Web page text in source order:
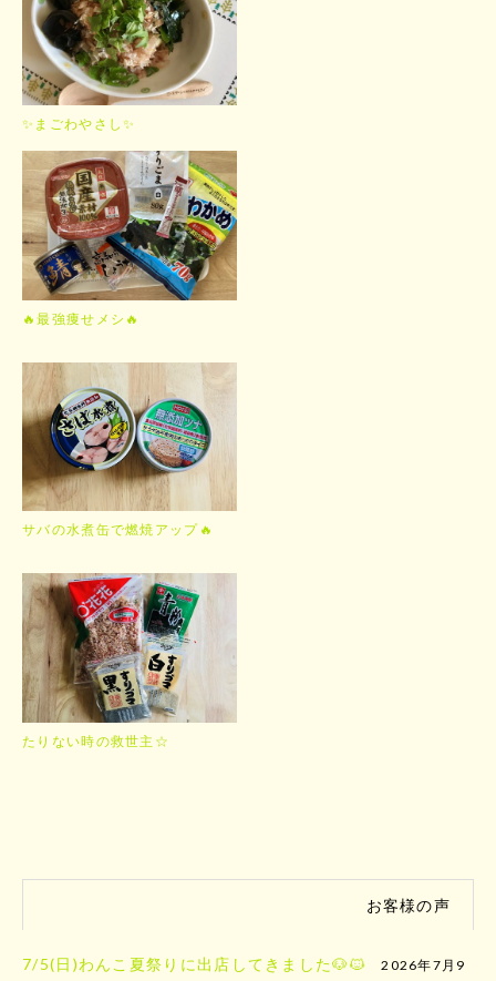
✨まごわやさし✨
🔥最強痩せメシ🔥
サバの水煮缶で燃焼アップ🔥
たりない時の救世主☆
お客様の声
7/5(日)わんこ夏祭りに出店してきました🐶🐱
2026年7月9